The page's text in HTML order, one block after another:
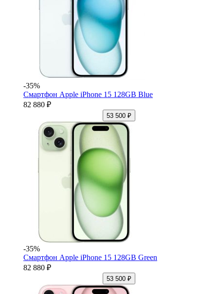
-35%
Смартфон Apple iPhone 15 128GB Blue
82 880 ₽
53 500 ₽
-35%
Смартфон Apple iPhone 15 128GB Green
82 880 ₽
53 500 ₽